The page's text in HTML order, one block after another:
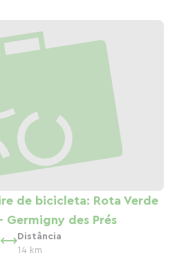
de bicicleta: Rota Verde
Germigny des Prés
Distância
14 km